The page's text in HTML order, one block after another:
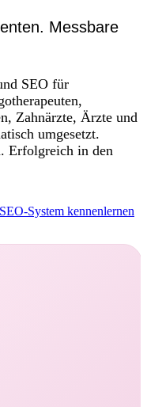
Messbare
SEO für
Zahnärzte, Ärzte und
umgesetzt.
Erfolgreich in den
System kennenlernen